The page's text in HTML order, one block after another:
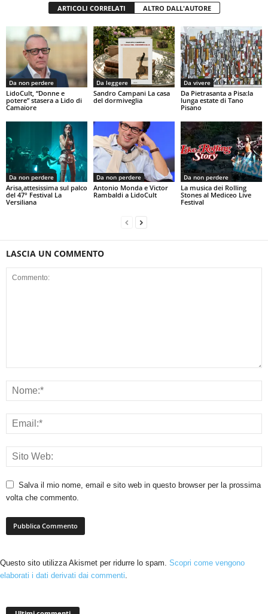
ARTICOLI CORRELATI ALTRO DALL'AUTORE
Da non perdere
LidoCult, “Donne e
potere” stasera a Lido di
Camaiore
Da leggere
Sandro Campani La casa
del dormiveglia
Da vivere
Da Pietrasanta a Pisa:la
lunga estate di Tano
Pisano
Da non perdere
Arisa,attesissima sul palco
del 47° Festival La
Versiliana
Da non perdere
Antonio Monda e Victor
Rambaldi a LidoCult
Da non perdere
La musica dei Rolling
Stones al Mediceo Live
Festival
LASCIA UN COMMENTO
Salva il mio nome, email e sito web in questo browser per la prossima
volta che commento.
Questo sito utilizza Akismet per ridurre lo spam. Scopri come vengono
elaborati i dati derivati dai commenti.